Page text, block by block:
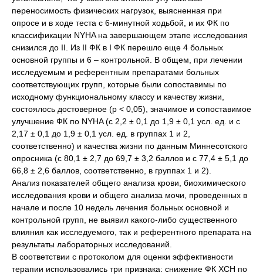
переносимость физических нагрузок, выясненная при
опросе и в ходе теста с 6-минутной ходьбой, и их ФК по
классификации NYHA на завершающем этапе исследования
снизился до II. Из II ФК в I ФК перешло еще 4 больных
основной группы и 6 – контрольной. В общем, при лечении
исследуемым и референтным препаратами больных
соответствующих групп, которые были сопоставимы по
исходному функциональному классу и качеству жизни,
состоялось достоверное (p < 0,05), значимое и сопоставимое
улучшение ФК по NYHA (с 2,2 ± 0,1 до 1,9 ± 0,1 усл. ед. и с
2,17 ± 0,1 до 1,9 ± 0,1 усл. ед. в группах 1 и 2,
соответственно) и качества жизни по данным Миннесотского
опросника (с 80,1 ± 2,7 до 69,7 ± 3,2 баллов и с 77,4 ± 5,1 до
66,8 ± 2,6 баллов, соответственно, в группах 1 и 2).
Анализ показателей общего анализа крови, биохимического
исследования крови и общего анализа мочи, проведенных в
начале и после 10 недель лечения больных основной и
контрольной групп, не выявил какого-либо существенного
влияния как исследуемого, так и референтного препарата на
результаты лабораторных исследований.
В соответствии с протоколом для оценки эффективности
терапии использовались три признака: снижение ФК ХСН по